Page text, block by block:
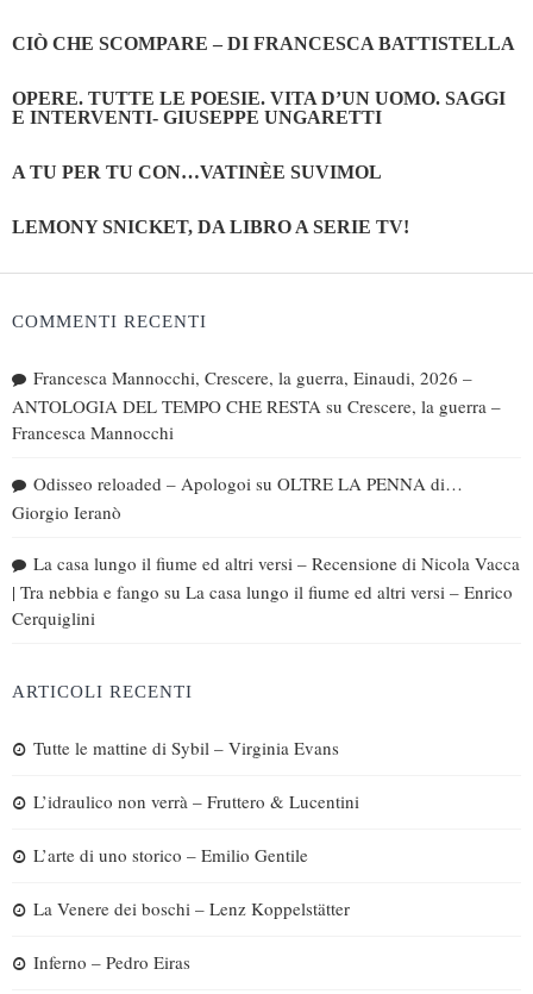
CIÒ CHE SCOMPARE – DI FRANCESCA BATTISTELLA
OPERE. TUTTE LE POESIE. VITA D’UN UOMO. SAGGI
E INTERVENTI- GIUSEPPE UNGARETTI
A TU PER TU CON…VATINÈE SUVIMOL
LEMONY SNICKET, DA LIBRO A SERIE TV!
COMMENTI RECENTI
Francesca Mannocchi, Crescere, la guerra, Einaudi, 2026 –
ANTOLOGIA DEL TEMPO CHE RESTA su Crescere, la guerra –
Francesca Mannocchi
Odisseo reloaded – Apologoi su OLTRE LA PENNA di…
Giorgio Ieranò
La casa lungo il fiume ed altri versi – Recensione di Nicola Vacca
| Tra nebbia e fango su La casa lungo il fiume ed altri versi – Enrico
Cerquiglini
ARTICOLI RECENTI
Tutte le mattine di Sybil – Virginia Evans
L’idraulico non verrà – Fruttero & Lucentini
L’arte di uno storico – Emilio Gentile
La Venere dei boschi – Lenz Koppelstätter
Inferno – Pedro Eiras